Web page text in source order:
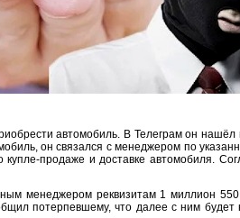
автомобиль. В Телеграм он
он связался с менеджером по
продаже и доставке автомобиля.
менеджером реквизитам 1 миллион
потерпевшему, что далее с ним будет